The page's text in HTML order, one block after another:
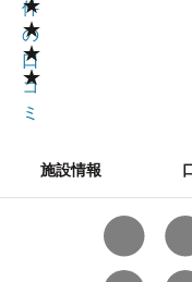
★
★
★
★
件
の
口
コ
ミ
施設情報